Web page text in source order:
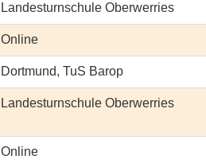
Landesturnschule Oberwerries
Online
Dortmund, TuS Barop
Landesturnschule Oberwerries
Online